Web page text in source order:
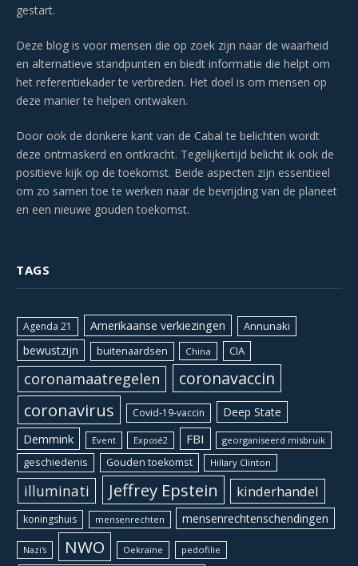
gestart.
Deze blog is voor mensen die op zoek zijn naar de waarheid
en alternatieve standpunten en biedt informatie die helpt om
het referentiekader te verbreden. Het doel is om mensen op
deze manier te helpen ontwaken.
Door ook de donkere kant van de Cabal te belichten wordt
deze ontmaskerd en ontkracht. Tegelijkertijd belicht ik ook de
positieve kijk op de toekomst. Beide aspecten zijn essentieel
om zo samen toe te werken naar de bevrijding van de planeet
en een nieuwe gouden toekomst.
TAGS
Agenda 21 Amerikaanse verkiezingen Annunaki
bewustzijn buitenaardsen China CIA
coronamaatregelen coronavaccin
coronavirus Covid-19-vaccin Deep State
Demmink Event Exposé2 FBI georganiseerd misbruik
geschiedenis Gouden toekomst Hillary Clinton
illuminati Jeffrey Epstein kinderhandel
koningshuis mensenrechten mensenrechtenschendingen
Nazi's NWO Oekraïne pedofilie